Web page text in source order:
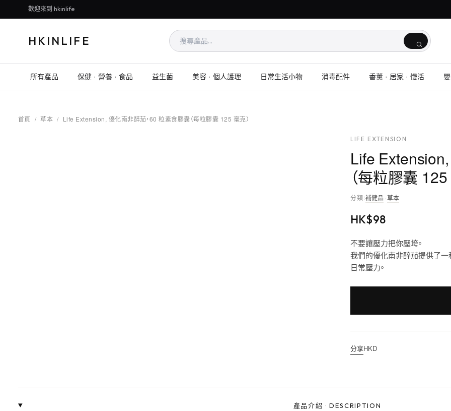
歡迎來到 hkinlife
HKINLIFE
所有產品 保健 · 營養 · 食品 益生菌 美容 · 個人護理 日常生活小物 消毒配件 香薰 · 居家 · 慢活
首頁 / 草本 / Life Extension, 優化南非醉茄，60 粒素食膠囊（每粒膠囊 125 毫克）
LIFE EXTENSION
Life
（每粒膠囊 125
分類:補健品 ·草本
HK$98
不要讓壓力把你壓垮。
我們的優化南非醉茄提供了一
日常壓力。
分享HKD
產品介紹 ·DESCRIPTION